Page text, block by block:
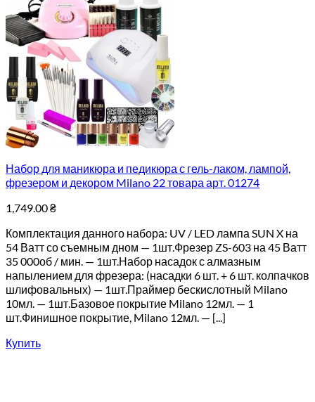
Набор для маникюра и педикюра с гель-лаком, лампой,
фрезером и декором Milano 22 товара арт. 01274
1,749.00₴
Комплектация данного набора: UV / LED лампа SUN X на
54 Ватт со съемным дном — 1шт.Фрезер ZS-603 на 45 Ватт
35 000об / мин. — 1шт.Набор насадок с алмазным
напылением для фрезера: (насадки 6 шт. + 6 шт. колпачков
шлифовальных) — 1шт.Праймер бескислотный Milano
10мл. — 1шт.Базовое покрытие Milano 12мл. — 1
шт.Финишное покрытие, Milano 12мл. — [...]
Купить